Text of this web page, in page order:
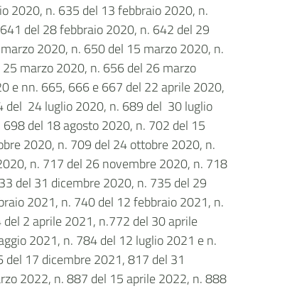
2020, n. 635 del 13 febbraio 2020, n.
del 28 febbraio 2020, n. 642 del 29
2020, n. 650 del 15 marzo 2020, n.
marzo 2020, n. 656 del 26 marzo
e nn. 665, 666 e 667 del 22 aprile 2020,
del 24 luglio 2020, n. 689 del 30 luglio
del 18 agosto 2020, n. 702 del 15
2020, n. 709 del 24 ottobre 2020, n.
n. 717 del 26 novembre 2020, n. 718
del 31 dicembre 2020, n. 735 del 29
2021, n. 740 del 12 febbraio 2021, n.
2 aprile 2021, n.772 del 30 aprile
2021, n. 784 del 12 luglio 2021 e n.
17 dicembre 2021, 817 del 31
2022, n. 887 del 15 aprile 2022, n. 888